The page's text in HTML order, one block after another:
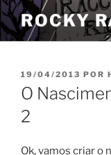
Pular
para
o
ROCKY
PUBLICADO
EM
19/04/2013 POR
O
2
Ok, vamos criar o